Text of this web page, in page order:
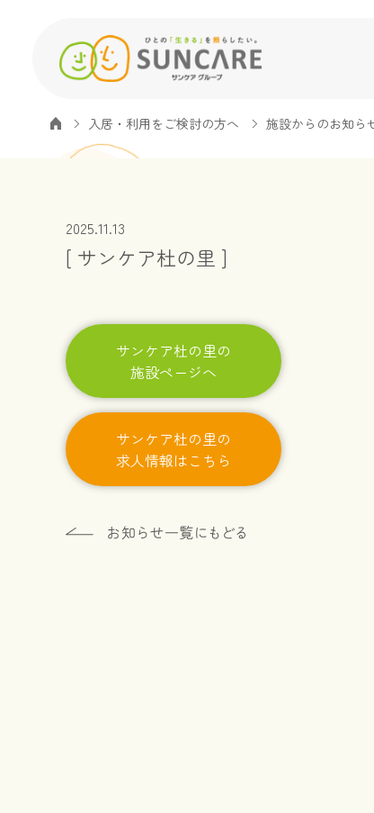
入居・利用をご検討の方へ 施設からのお知ら
2025.11.13
[ サンケア杜の里 ]
サンケア杜の里の
施設ページへ
サンケア杜の里の
求人情報はこちら